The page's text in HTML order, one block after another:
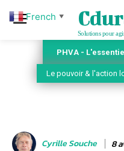
Solutions pour
PHVA -
Le pouvoir & l'action
Cyrille Souche 8
French ▼